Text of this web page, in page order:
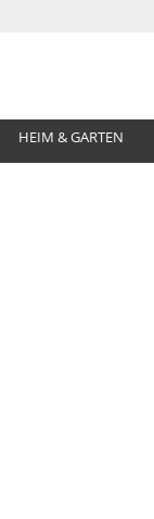
HEIM & GARTEN